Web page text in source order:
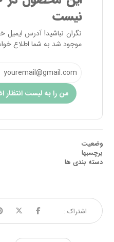
نیست
نگران نباشید! آدرس ایمیل
موجود شد به شما اطلاع
من را به لیست انتظار
وضعیت
برچسبها
دسته بندی ها